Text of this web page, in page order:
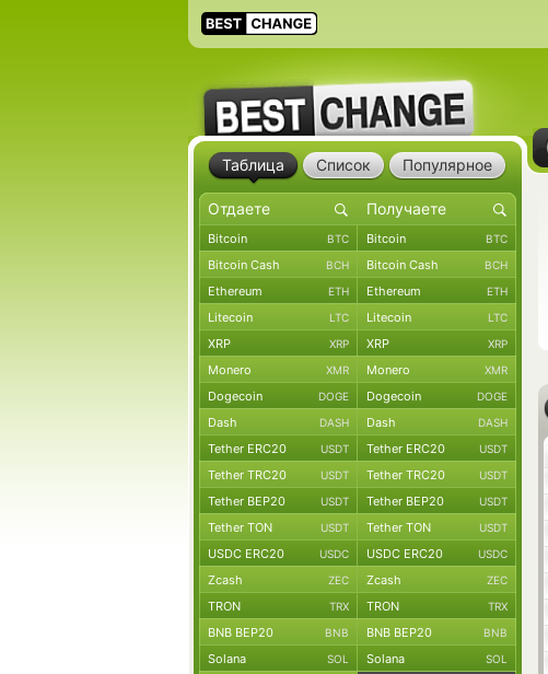
Таблица Список Популярное
Bitcoin BTC Bitcoin BTC
Bitcoin Cash BCH Bitcoin Cash BCH
Ethereum ETH Ethereum ETH
Litecoin LTC Litecoin LTC
XRP XRP XRP XRP
Monero XMR Monero XMR
Dogecoin DOGE Dogecoin DOGE
Dash DASH Dash DASH
Tether ERC20 USDT Tether ERC20 USDT
Tether TRC20 USDT Tether TRC20 USDT
Tether BEP20 USDT Tether BEP20 USDT
Tether TON USDT Tether TON USDT
USDC ERC20 USDC USDC ERC20 USDC
Zcash ZEC Zcash ZEC
TRON TRX TRON TRX
BNB BEP20 BNB BNB BEP20 BNB
Solana SOL Solana SOL